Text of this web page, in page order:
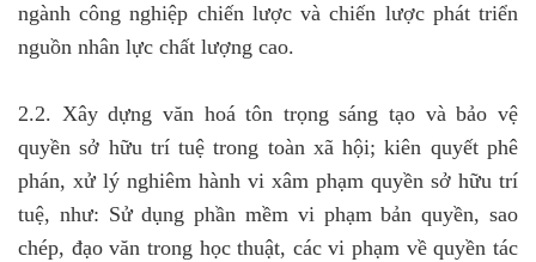
ngành công nghiệp chiến lược và chiến lược phát triển
nguồn nhân lực chất lượng cao.
2.2. Xây dựng văn hoá tôn trọng sáng tạo và bảo vệ
quyền sở hữu trí tuệ trong toàn xã hội; kiên quyết phê
phán, xử lý nghiêm hành vi xâm phạm quyền sở hữu trí
tuệ, như: Sử dụng phần mềm vi phạm bản quyền, sao
chép, đạo văn trong học thuật, các vi phạm về quyền tác